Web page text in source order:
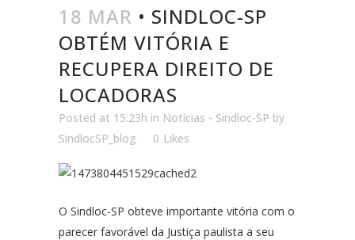
18 MAR • SINDLOC-SP
OBTÉM VITÓRIA E
RECUPERA DIREITO DE
LOCADORAS
Posted at 15:23h in Notícias - Sindloc-SP by
SindlocSP_blog
0 Likes
O Sindloc-SP obteve importante vitória com o
parecer favorável da Justiça paulista a seu